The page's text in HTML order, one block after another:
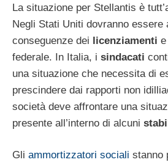
La situazione per Stellantis è
Negli Stati Uniti dovranno essere
conseguenze dei licenziamenti
federale. In Italia, i sindacati
una situazione che necessita di
prescindere dai rapporti non
società deve affrontare una
presente all’interno di alcuni
Gli ammortizzatori sociali stanno